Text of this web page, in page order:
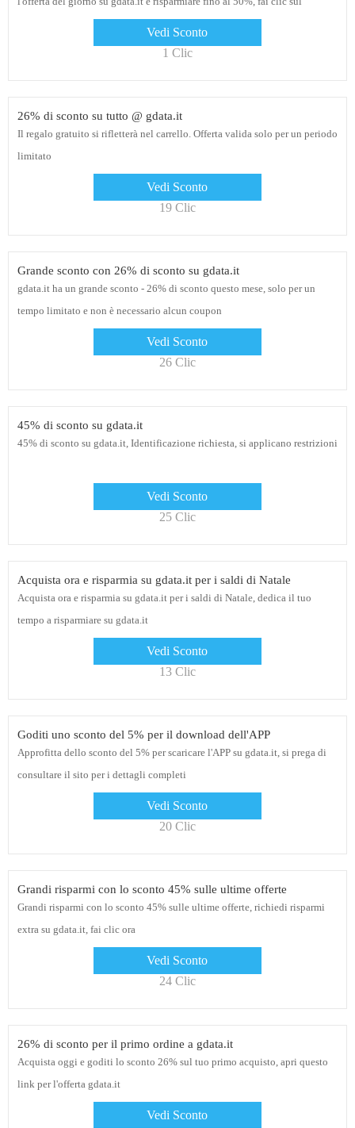
Vedi Sconto
1 Clic
26% di sconto su tutto @ gdata.it
Il regalo gratuito si rifletterà nel carrello. Offerta valida solo per un periodo
limitato
Vedi Sconto
19 Clic
Grande sconto con 26% di sconto su gdata.it
gdata.it ha un grande sconto - 26% di sconto questo mese, solo per un
tempo limitato e non è necessario alcun coupon
Vedi Sconto
26 Clic
45% di sconto su gdata.it
45% di sconto su gdata.it, Identificazione richiesta, si applicano restrizioni
Vedi Sconto
25 Clic
Acquista ora e risparmia su gdata.it per i saldi di Natale
Acquista ora e risparmia su gdata.it per i saldi di Natale, dedica il tuo
tempo a risparmiare su gdata.it
Vedi Sconto
13 Clic
Goditi uno sconto del 5% per il download dell'APP
Approfitta dello sconto del 5% per scaricare l'APP su gdata.it, si prega di
consultare il sito per i dettagli completi
Vedi Sconto
20 Clic
Grandi risparmi con lo sconto 45% sulle ultime offerte
Grandi risparmi con lo sconto 45% sulle ultime offerte, richiedi risparmi
extra su gdata.it, fai clic ora
Vedi Sconto
24 Clic
26% di sconto per il primo ordine a gdata.it
Acquista oggi e goditi lo sconto 26% sul tuo primo acquisto, apri questo
link per l'offerta gdata.it
Vedi Sconto